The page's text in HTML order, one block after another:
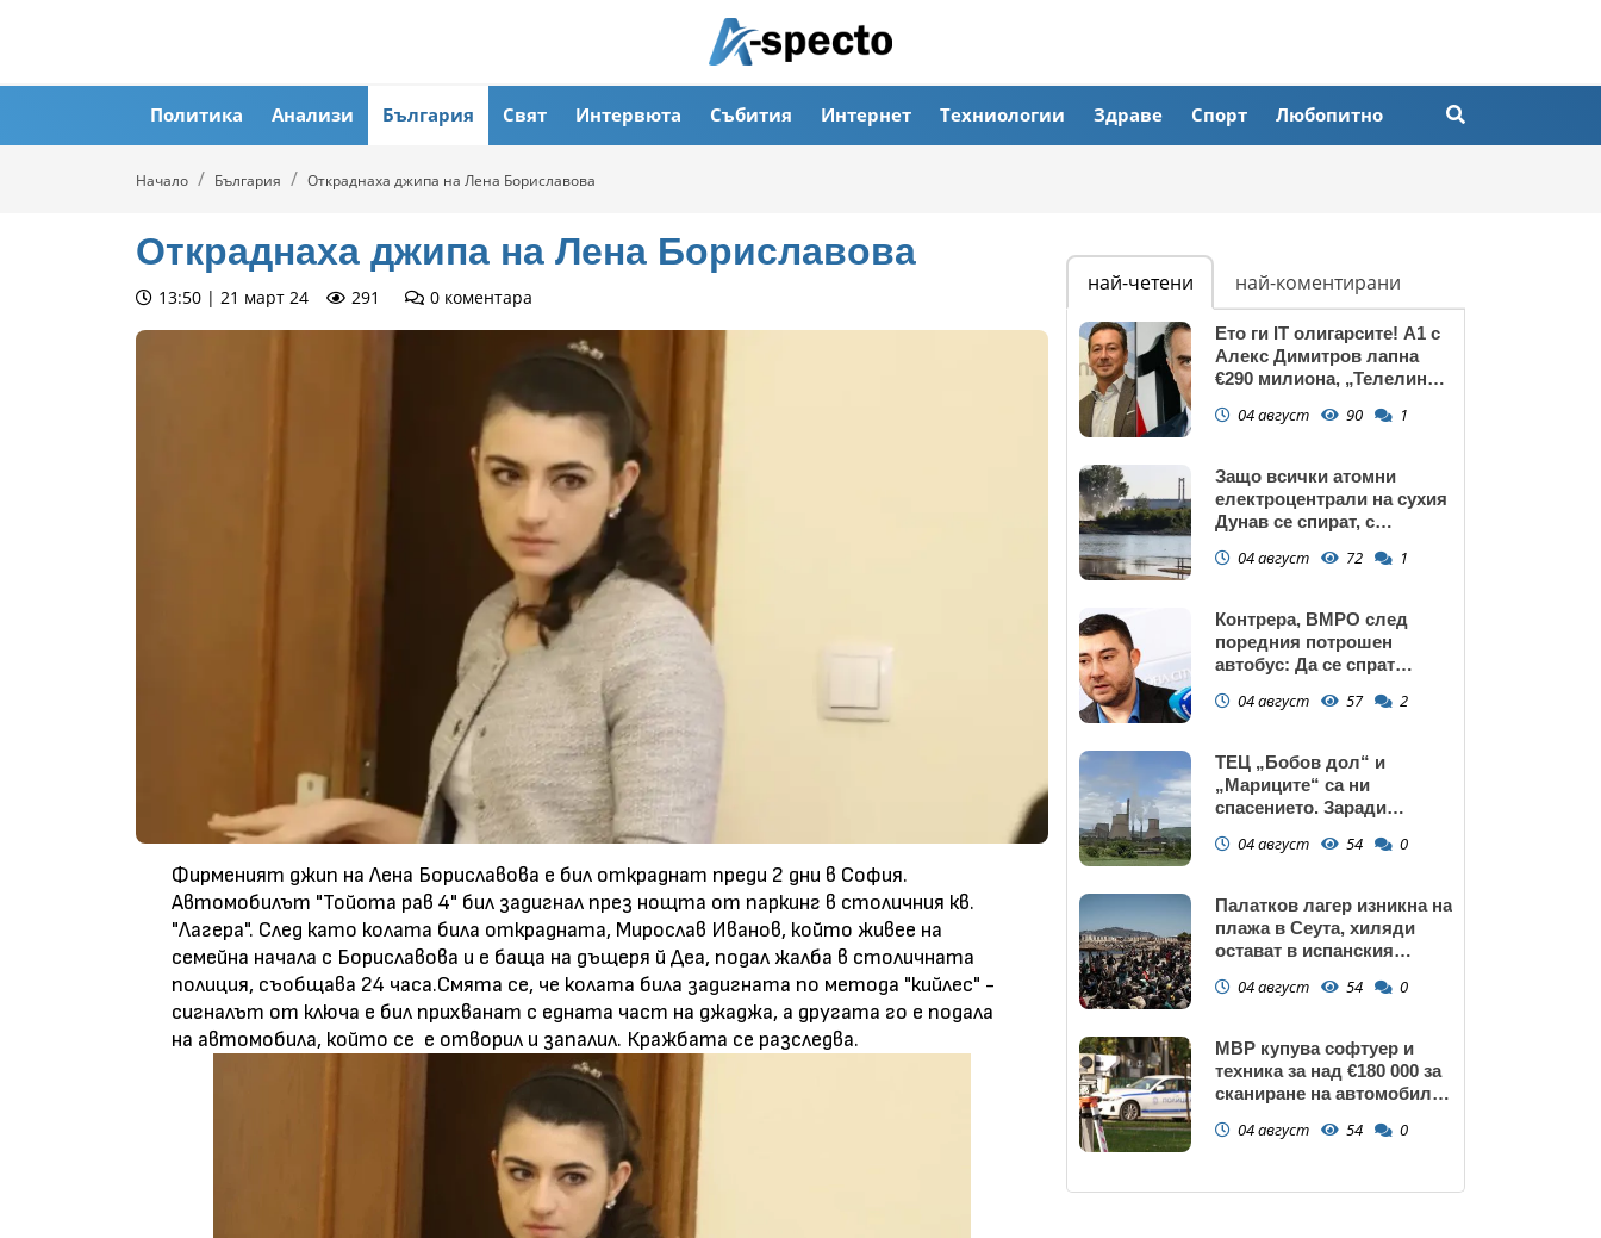
Политика Анализи България Свят Интервюта Събития Интернет Техниологии Здраве Спорт Любопитно
Начало България Откраднаха джипа на Лена Бориславова
Откраднаха джипа на Лена Бориславова
13:50 | 21 март 24 291 0 коментара
Фирменият джип на Лена Бориславова е бил откраднат преди 2 дни в София.
Автомобилът "Тойота рав 4" бил задигнал през нощта от паркинг в столичния кв.
"Лагера". След като колата била открадната, Мирослав Иванов, който живее на
семейна начала с Бориславова и е баща на дъщеря й Деа, подал жалба в столичната
полиция, съобщава 24 часа.Смята се, че колата била задигната по метода "кийлес" -
сигналът от ключа е бил прихванат с едната част на джаджа, а другата го е подала
на автомобила, който се е отворил и запалил. Кражбата се разследва.
най-четени най-коментирани
Ето ги IT олигарсите! А1 с
Алекс Димитров лапна
€290 милиона, „Телелинк”
млн. евро БЕЗ
04 август 90 1
Защо всички атомни
електроцентрали на сухия
Дунав се спират, с
"Козлодуй"?
04 август 72 1
Контрера, ВМРО след
поредния потрошен
автобус: Да се спрат
махали и гета в София!
04 август 57 2
ТЕЦ „Бобов дол“ и
„Мариците“ са ни
спасението. Заради
Козлодуй може да спре
04 август 54 0
Палатков лагер изникна на
плажа в Сеута, хиляди
остават в испанския
04 август 54 0
МВР купува софтуер и
техника за над €180 000 за
сканиране на автомобили
04 август 54 0